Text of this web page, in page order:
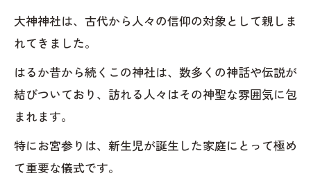
大神神社は、古代から人々の信仰の対象として親しま
れてきました。
はるか昔から続くこの神社は、数多くの神話や伝説が
結びついており、訪れる人々はその神聖な雰囲気に包
まれます。
特にお宮参りは、新生児が誕生した家庭にとって極め
て重要な儀式です。